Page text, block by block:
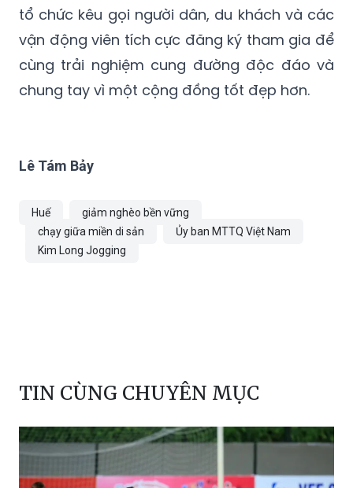
tổ chức kêu gọi người dân, du khách và các
vận động viên tích cực đăng ký tham gia để
cùng trải nghiệm cung đường độc đáo và
chung tay vì một cộng đồng tốt đẹp hơn.
Lê Tám Bảy
Huế
giảm nghèo bền vững
chạy giữa miền di sản
Ủy ban MTTQ Việt Nam
Kim Long Jogging
TIN CÙNG CHUYÊN MỤC